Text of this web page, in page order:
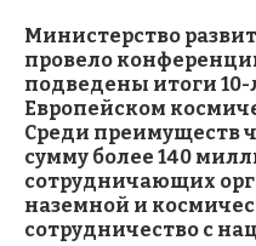
Министерство
провело
подведены итоги
Европейском
Среди преимуществ
сумму более 140
сотрудничающих
наземной и
сотрудничество с